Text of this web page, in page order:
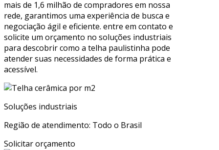
mais de 1,6 milhão de compradores em nossa
rede, garantimos uma experiência de busca e
negociação ágil e eficiente. entre em contato e
solicite um orçamento no soluções industriais
para descobrir como a telha paulistinha pode
atender suas necessidades de forma prática e
acessível.
Soluções industriais
Região de atendimento: Todo o Brasil
Solicitar orçamento